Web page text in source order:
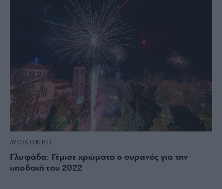
ΑΥΤΟΔΙΟΙΚΗΣΗ
Γλυφάδα: Γέμισε χρώματα ο ουρανός για την
υποδοχή του 2022